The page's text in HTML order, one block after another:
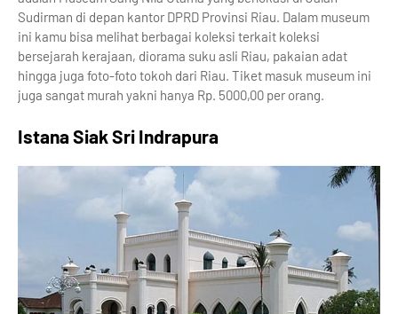
Sudirman di depan kantor DPRD Provinsi Riau. Dalam museum
ini kamu bisa melihat berbagai koleksi terkait koleksi
bersejarah kerajaan, diorama suku asli Riau, pakaian adat
hingga juga foto-foto tokoh dari Riau. Tiket masuk museum ini
juga sangat murah yakni hanya Rp. 5000,00 per orang.
Istana Siak Sri Indrapura